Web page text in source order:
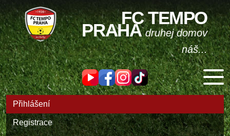
FC TEMPO
PRAHAdruhej domov
náš...
Přihlášení
Registrace